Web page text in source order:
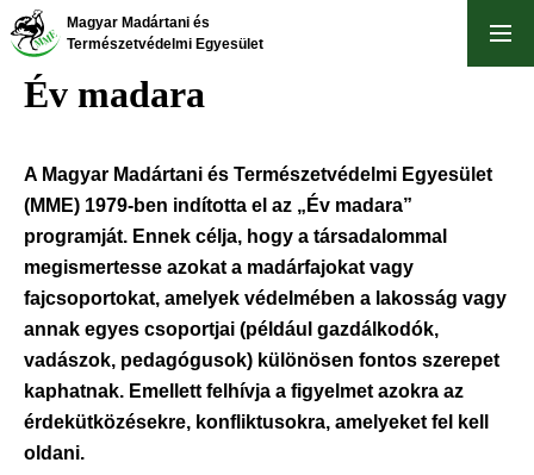
Ugrás
tartalomra
Magyar Madártani és
Természetvédelmi Egyesület
Év madara
A Magyar Madártani és Természetvédelmi Egyesület
(MME) 1979-ben indította el az „Év madara”
programját. Ennek célja, hogy a társadalommal
megismertesse azokat a madárfajokat vagy
fajcsoportokat, amelyek védelmében a lakosság vagy
annak egyes csoportjai (például gazdálkodók,
vadászok, pedagógusok) különösen fontos szerepet
kaphatnak. Emellett felhívja a figyelmet azokra az
érdekütközésekre, konfliktusokra, amelyeket fel kell
oldani.